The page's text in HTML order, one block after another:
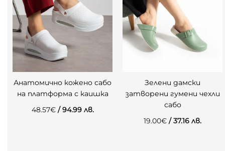
Анатомично кожено сабо
на платформа с каишка
48.57€/ 94.99 лв.
Зелени дамски
затворени гумени чехли
сабо
19.00€ / 37.16 лв.